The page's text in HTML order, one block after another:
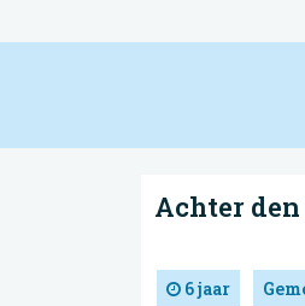
Achter
6 jaar